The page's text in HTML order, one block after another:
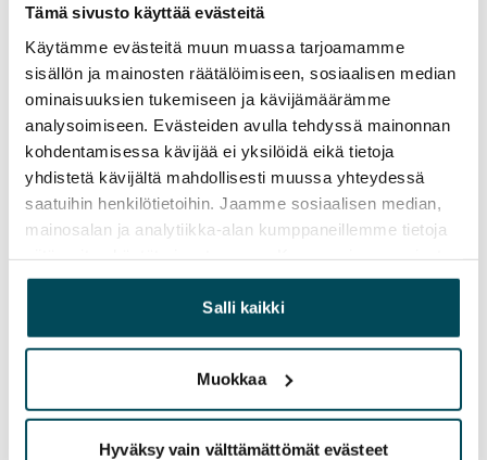
Tämä sivusto käyttää evästeitä
Käytämme evästeitä muun muassa tarjoamamme
sisällön ja mainosten räätälöimiseen, sosiaalisen median
ominaisuuksien tukemiseen ja kävijämäärämme
analysoimiseen. Evästeiden avulla tehdyssä mainonnan
kohdentamisessa kävijää ei yksilöidä eikä tietoja
yhdistetä kävijältä mahdollisesti muussa yhteydessä
saatuihin henkilötietoihin. Jaamme sosiaalisen median,
mainosalan ja analytiikka-alan kumppaneillemme tietoja
yhdistää näitä tietoja muihin tietoihin, joita olet antanut
heille tai joita on kerätty, kun olet käyttänyt heidän
palvelujaan.
Salli kaikki
Muokkaa
Hyväksy vain välttämättömät evästeet
Ei
Vuokra
Vuokravakuus
0 €, (yrityksille min. 1 kk vuokra)
Kotivakuutus
Pakollinen, ei sisälly vuokraan
Vesimaksu
27 €/hlö/kk
Sähkömaksu
Lemmikit sallittu